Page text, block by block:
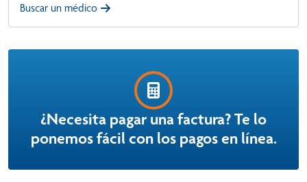
Buscar un médico
¿Necesita pagar una factura? Te lo
ponemos fácil con los pagos en línea.